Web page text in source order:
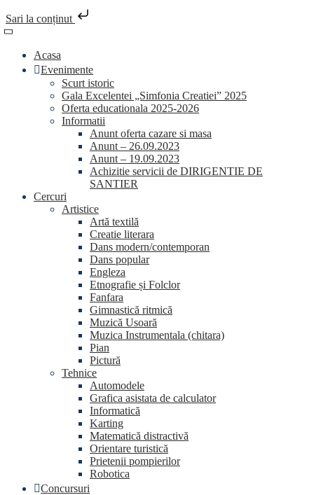
Sari la conținut
Skip
contentAcasa
Evenimente
Scurt istoric
Gala Excelentei „Simfonia Creatiei” 2025
Oferta educationala 2025-2026
Informatii
Anunt oferta cazare si masa
Anunt – 26.09.2023
Anunt – 19.09.2023
Achizitie servicii de DIRIGENTIE DE
SANTIER
Cercuri
Artistice
Artă textilă
Creatie literara
Dans modern/contemporan
Dans popular
Engleza
Etnografie și Folclor
Fanfara
Gimnastică ritmică
Muzică Usoară
Muzica Instrumentala (chitara)
Pian
Pictură
Tehnice
Automodele
Grafica asistata de calculator
Informatică
Karting
Matematică distractivă
Orientare turistică
Prietenii pompierilor
Robotica
Concursuri